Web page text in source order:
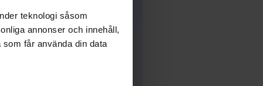
teknologi såsom
annonser och innehåll,
får använda din data